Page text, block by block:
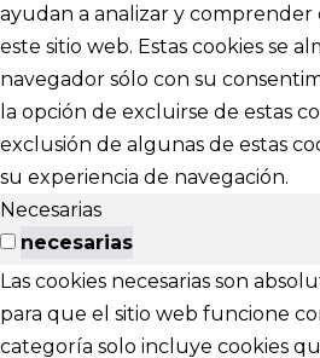
ayudan a analizar y comprender
este sitio web. Estas cookies se
navegador sólo con su
la opción de excluirse de estas
exclusión de algunas de estas
su experiencia de navegación.
Necesarias
necesarias
Las cookies necesarias son
para que el sitio web funcione
categoría solo incluye cookies